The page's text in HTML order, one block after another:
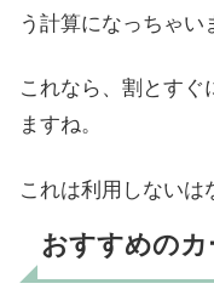
う計算になっちゃい
これなら、割とすぐ
ますね。
これは利用しないは
おすすめのカ